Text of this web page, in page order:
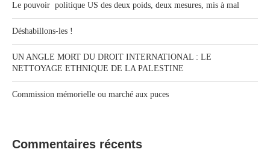
Le pouvoir politique US des deux poids, deux mesures, mis à mal
Déshabillons-les !
UN ANGLE MORT DU DROIT INTERNATIONAL : LE
NETTOYAGE ETHNIQUE DE LA PALESTINE
Commission mémorielle ou marché aux puces
Commentaires récents